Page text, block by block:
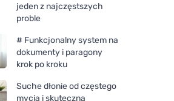
jeden z najczęstszych
proble
# Funkcjonalny system na
dokumenty i paragony
krok po kroku
Suche dłonie od częstego
mycia i skuteczna